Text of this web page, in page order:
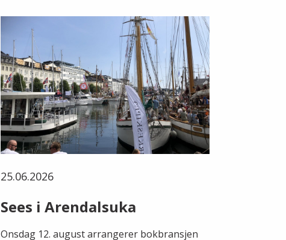
25.06.2026
Sees i Arendalsuka
Onsdag 12. august arrangerer bokbransjen